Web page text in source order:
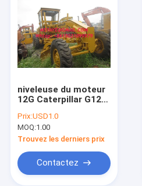
niveleuse du moteur
12G Caterpillar G12
niveleuses à vendre
dans la couleur de
jaune du Dubaï
Prix:USD1.0
MOQ:1.00
Trouvez les derniers prix
Contactez